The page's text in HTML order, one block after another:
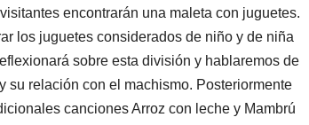
encontrarán una maleta con juguetes.
los juguetes considerados de niño y de niña
sobre esta división y hablaremos de
su relación con el machismo. Posteriormente
canciones Arroz con leche y Mambrú